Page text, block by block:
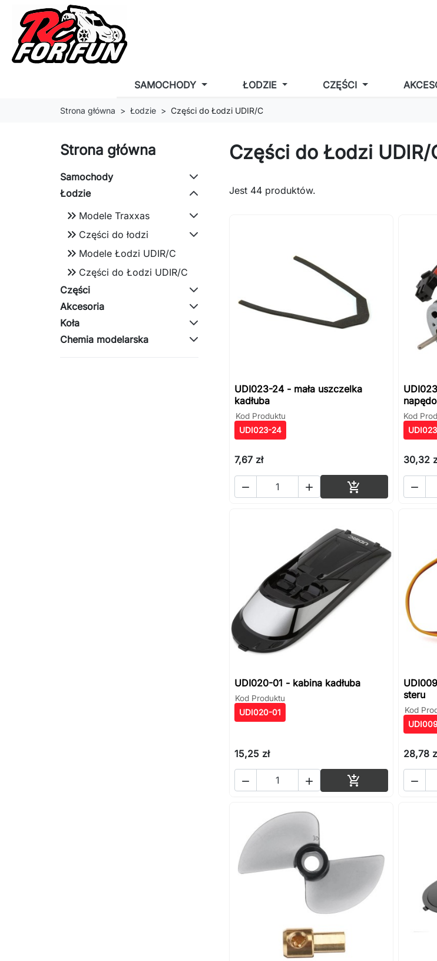
SAMOCHODY ŁODZIE CZĘŚCI
Strona główna Łodzie Części do Łodzi UDIR/C
Strona główna
Samochody
Łodzie
keyboard_double_arrow_right Modele Traxxas
keyboard_double_arrow_right Części do łodzi
keyboard_double_arrow_right Modele Łodzi UDIR/C
keyboard_double_arrow_right Części do Łodzi UDIR/C
Części
Akcesoria
Koła
Chemia modelarska
Części do Łodzi UDIR/
Jest 44 produktów.
UDI023-24 - mała uszczelka
kadłuba
Kod Produktu
UDI023-24
7,67 zł
   Dodaj do koszyka
Kod
30,32

UDI020-01 - kabina kadłuba
Kod Produktu
UDI020-01
15,25 zł
   Dodaj do koszyka
steru
Kod
28,78
